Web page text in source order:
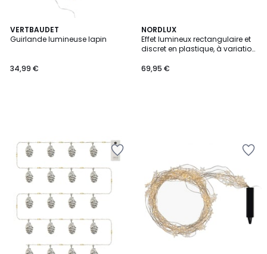
VERTBAUDET
Guirlande lumineuse lapin
34,99 €
NORDLUX
Effet lumineux rectangulaire et
discret en plastique, à variation
69,95 €